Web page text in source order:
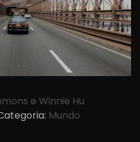
e Winnie Hu
Mundo